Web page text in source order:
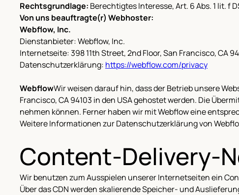
Rechtsgrundlage: Berechtigtes Interesse, Art. 6 Abs. 1 lit. f
Von uns beauftragte(r) Webhoster:
Webflow, Inc.
Dienstanbieter: Webflow, Inc.
Internetseite: 398 11th Street, 2nd Floor, San Francisco, CA
Datenschutzerklärung: https://webflow.com/privacy
WebflowWir weisen darauf hin, dass der Betrieb unsere
Francisco, CA 94103 in den USA gehostet werden. Die
nehmen können. Ferner haben wir mit Webflow eine
Weitere Informationen zur Datenschutzerklärung von
Content-Delivery-
Wir benutzen zum Ausspielen unserer Internetseiten ein
Über das CDN werden skalierende Speicher- und